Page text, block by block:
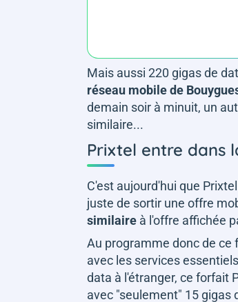
Mais aussi 220 gigas de
réseau mobile de
demain soir à minuit, un
similaire...
Prixtel entre dans
C'est aujourd'hui que
juste de sortir une offre
similaire à l'offre affichée
Au programme donc de ce
avec les services
data à l'étranger, ce forfait
avec "seulement" 15 gigas